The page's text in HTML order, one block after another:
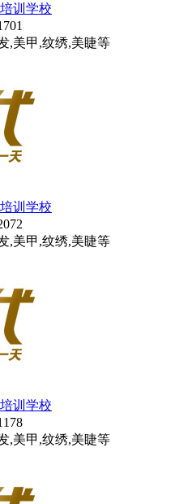
训学校
,美甲,纹绣,美睫等
训学校
,美甲,纹绣,美睫等
训学校
,美甲,纹绣,美睫等